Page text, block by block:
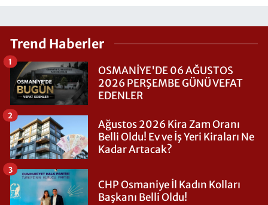
Trend Haberler
OSMANİYE'DE 06 AĞUSTOS
2026 PERŞEMBE GÜNÜ VEFAT
EDENLER
1
Ağustos 2026 Kira Zam Oranı
Belli Oldu! Ev ve İş Yeri Kiraları Ne
Kadar Artacak?
2
CHP Osmaniye İl Kadın Kolları
Başkanı Belli Oldu!
3